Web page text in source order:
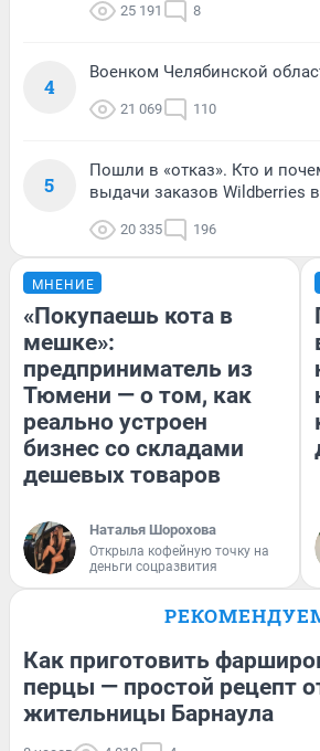
25 191 8
4
Военком Челябинской
21 069 110
5
Пошли в «отказ». Кто и
выдачи заказов Wildberries
20 335 196
МНЕНИЕ
«Покупаешь кота в
мешке»:
предприниматель из
Тюмени — о том, как
реально устроен
бизнес со складами
дешевых товаров
Наталья Шорохова
Открыла кофейную точку на
деньги соцразвития
Как приготовить
перцы — простой рецепт
жительницы Барнаула